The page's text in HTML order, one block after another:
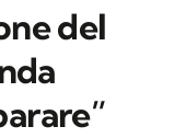
del